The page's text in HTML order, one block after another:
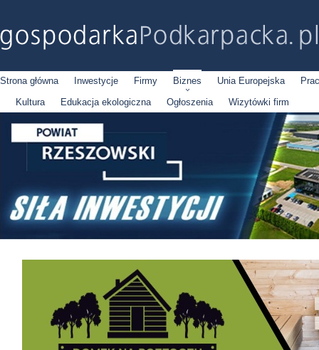
Strona główna Inwestycje Firmy Biznes Unia Europejska
Kultura
Edukacja ekologiczna Ogłoszenia Wizytówki firm